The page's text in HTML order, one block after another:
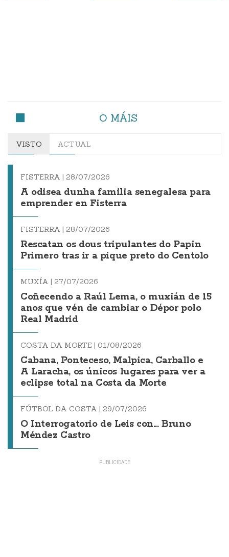
O MÁIS
VISTO ACTUAL
FISTERRA | 28/07/2026
A odisea dunha familia senegalesa para
emprender en Fisterra
FISTERRA | 28/07/2026
Rescatan os dous tripulantes do Papin
Primero tras ir a pique preto do Centolo
MUXÍA | 27/07/2026
Coñecendo a Raúl Lema, o muxián de 15
anos que vén de cambiar o Dépor polo
Real Madrid
COSTA DA MORTE | 01/08/2026
Cabana, Ponteceso, Malpica, Carballo e
A Laracha, os únicos lugares para ver a
eclipse total na Costa da Morte
FÚTBOL DA COSTA | 29/07/2026
O Interrogatorio de Leis con... Bruno
Méndez Castro